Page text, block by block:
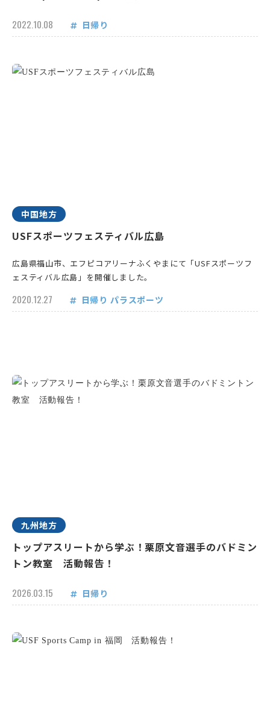
2022.10.08 日帰り
中国地方
USFスポーツフェスティバル広島
広島県福山市、エフピコアリーナふくやまにて「USFスポーツフ
ェスティバル広島」を開催しました。
2020.12.27 日帰り パラスポーツ
九州地方
トップアスリートから学ぶ！栗原文音選手のバドミン
トン教室 活動報告！
2026.03.15 日帰り